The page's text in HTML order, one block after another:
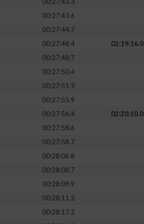
00:27:43.6
00:27:44.7
00:27:48.4
02:19:16.0
00:27:48.7
00:27:50.4
00:27:51.9
00:27:55.9
00:27:56.4
02:20:10.0
00:27:58.6
00:27:58.7
00:28:06.8
00:28:08.7
00:28:09.9
00:28:11.2
00:28:17.2